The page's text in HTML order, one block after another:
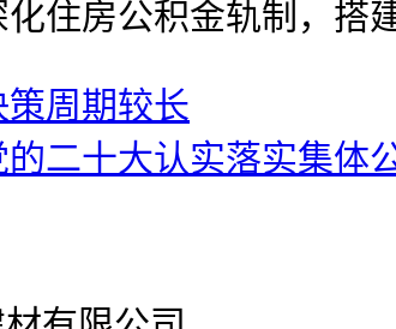
住房公积金轨制，搭
周期较长
二十大认实落实集体